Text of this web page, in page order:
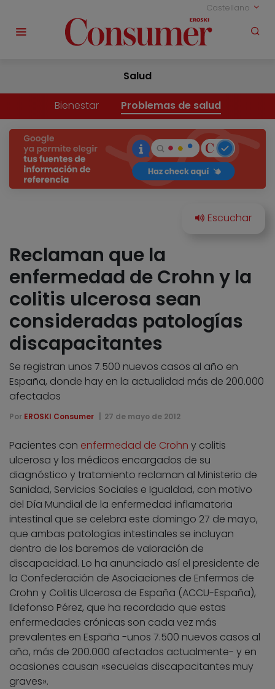
Castellano
Salud
Bienestar Problemas de salud
Reclaman que la
enfermedad de Crohn y la
colitis ulcerosa sean
consideradas patologías
discapacitantes
Se registran unos 7.500 nuevos casos al año en
España, donde hay en la actualidad más de 200.000
afectados
Por EROSKI Consumer 27 de mayo de 2012
Pacientes con enfermedad de Crohn y colitis
ulcerosa y los médicos encargados de su
diagnóstico y tratamiento reclaman al Ministerio de
Sanidad, Servicios Sociales e Igualdad, con motivo
del Día Mundial de la enfermedad inflamatoria
intestinal que se celebra este domingo 27 de mayo,
que ambas patologías intestinales se incluyan
dentro de los baremos de valoración de
discapacidad. Lo ha anunciado así el presidente de
la Confederación de Asociaciones de Enfermos de
Crohn y Colitis Ulcerosa de España (ACCU-España),
Ildefonso Pérez, que ha recordado que estas
enfermedades crónicas son cada vez más
prevalentes en España -unos 7.500 nuevos casos al
año, más de 200.000 afectados actualmente- y en
ocasiones causan «secuelas discapacitantes muy
graves».